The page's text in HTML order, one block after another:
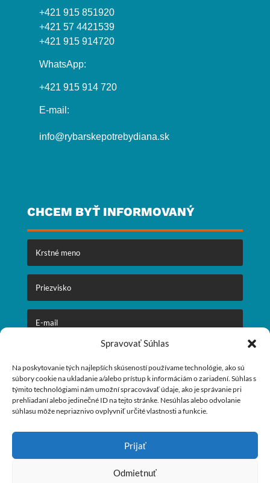
Spravovať Súhlas
Na poskytovanie tých najlepších skúseností používame technológie, ako sú
súbory cookie na ukladanie a/alebo prístup k informáciám o zariadení. Súhlas s
týmito technológiami nám umožní spracovávať údaje, ako je správanie pri
prehliadaní alebo jedinečné ID na tejto stránke. Nesúhlas alebo odvolanie
súhlasu môže nepriaznivo ovplyvniť určité vlastnosti a funkcie.
Prijať
Odmietnuť
+421 915 851920
+421 57 4421539
+421 915 914720
WhatsApp:
+421 915 914 720
E-mail:
info@rybarskepotrebydiana.sk
CHCEM BYŤ INFORMOVANÝ
🕒Otváracie hodiny:
09:00 – 17:00